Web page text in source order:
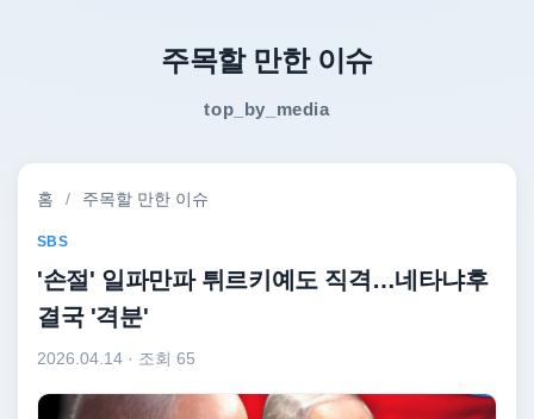
주목할 만한 이슈
top_by_media
홈 / 주목할 만한 이슈
SBS
'손절' 일파만파 튀르키예도 직격…네타냐후
결국 '격분'
2026.04.14 · 조회 65